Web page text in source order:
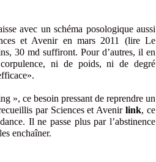
avec un schéma posologique aussi
et Avenir en mars 2011 (lire Le
30 md suffiront. Pour d’autres, il en
ni de poids, ni de degré
», ce besoin pressant de reprendre un
par Sciences et Avenirlink, ce
Il ne passe plus par l’abstinence
enchaîner.